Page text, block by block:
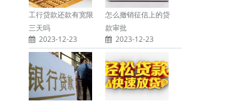
工行贷款还款有宽限
三天吗
2023-12-23
怎么撤销征信上的贷
款审批
2023-12-23